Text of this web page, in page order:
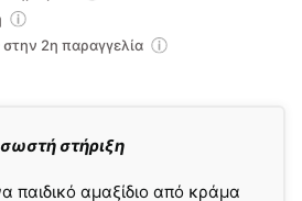
στήριξη
παιδικό αμαξίδιο από κράμα
2η παραγγελία